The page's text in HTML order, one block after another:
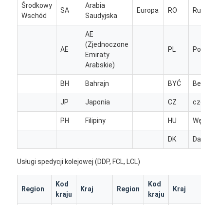
Kontrola jakości
Skontaktuj się z nami
Spedycja Międzynarodowa
Spedycja lotnicza
Dostawa DDP z Chin
ekspresowa WYSYŁKA
Środkowy
Wschód
SA
Arabia
Saudyjska
Europa RO
AE
AE
(Zjednoczone
Emiraty
Arabskie)
PL Polska
BH Bahrajn BYĆ Belgia
JP Japonia CZ czeski
PH Filipiny HU Węgry
DK Dania
Usługi spedycji kolejowej (DDP, FCL, LCL)
Region
Kod
kraju
Kraj Region
Kod
kraju
Kraj